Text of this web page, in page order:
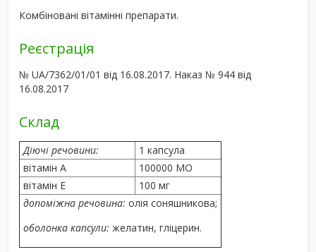
Комбіновані вітамінні препарати.
Реєстрація
№ UA/7362/01/01 від 16.08.2017. Наказ № 944 від
16.08.2017
Склад
Діючі речовини:
1 капсула
вітамін А
100000 МО
вітамін Е
100 мг
допоміжна речовина: олія соняшникова;
оболонка капсули: желатин, гліцерин.